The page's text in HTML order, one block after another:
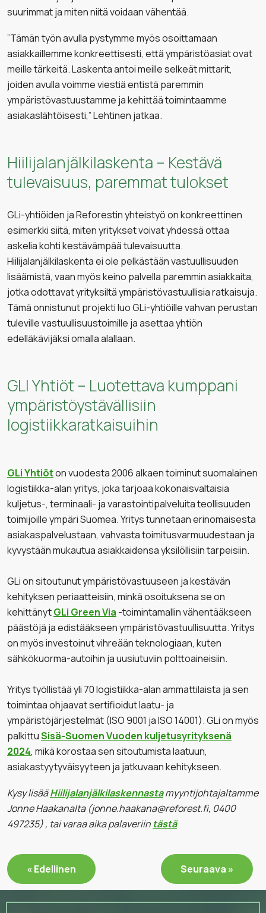
suurimmat ja miten niitä voidaan vähentää.
”Tämän työn avulla pystymme myös osoittamaan
asiakkaillemme konkreettisesti, että ympäristöasiat ovat
meille tärkeitä. Laskenta antoi meille selkeät mittarit,
joiden avulla voimme viestiä entistä paremmin
ympäristövastuustamme ja kehittää toimintaamme
asiakaslähtöisesti,” Lehtinen jatkaa.
Hiilijalanjälkilaskenta – Kestävä
tulevaisuus, paremmat tulokset
GLi-yhtiöiden ja Reforestin yhteistyö on konkreettinen
esimerkki siitä, miten yritykset voivat yhdessä ottaa
askelia kohti kestävämpää tulevaisuutta.
Hiilijalanjälkilaskenta ei ole pelkästään vastuullisuuden
lisäämistä, vaan myös keino palvella paremmin asiakkaita,
jotka odottavat yrityksiltä ympäristövastuullisia ratkaisuja.
Tämä onnistunut projekti luo GLi-yhtiöille vahvan perustan
tuleville vastuullisuustoimille ja asettaa yhtiön
edelläkävijäksi omalla alallaan.
GLI Yhtiöt – Luotettava kumppani
ympäristöystävällisiin
logistiikkaratkaisuihin
GLi Yhtiöton vuodesta 2006 alkaen toiminut suomalainen
logistiikka-alan yritys, joka tarjoaa kokonaisvaltaisia
kuljetus-, terminaali- ja varastointipalveluita teollisuuden
toimijoille ympäri Suomea. Yritys tunnetaan erinomaisesta
asiakaspalvelustaan, vahvasta toimitusvarmuudestaan ja
kyvystään mukautua asiakkaidensa yksilöllisiin tarpeisiin.
GLi on sitoutunut ympäristövastuuseen ja kestävän
kehityksen periaatteisiin, minkä osoituksena se on
kehittänytGLi Green Via -toimintamallin vähentääkseen
päästöjä ja edistääkseen ympäristövastuullisuutta. Yritys
on myös investoinut vihreään teknologiaan, kuten
sähkökuorma-autoihin ja uusiutuviin polttoaineisiin.
Yritys työllistää yli 70 logistiikka-alan ammattilaista ja sen
toimintaa ohjaavat sertifioidut laatu- ja
ympäristöjärjestelmät (ISO 9001 ja ISO 14001). GLi on myös
palkittuSisä-Suomen Vuoden kuljetusyrityksenä
2024, mikä korostaa sen sitoutumista laatuun,
asiakastyytyväisyyteen ja jatkuvaan kehitykseen​.
Kysy lisääHiilijalanjälkilaskennastamyyntijohtajaltamme
Jonne Haakanalta (jonne.haakana@reforest.fi, 0400
497235) , tai varaa aika palaveriin tästä
« Edellinen Seuraava »